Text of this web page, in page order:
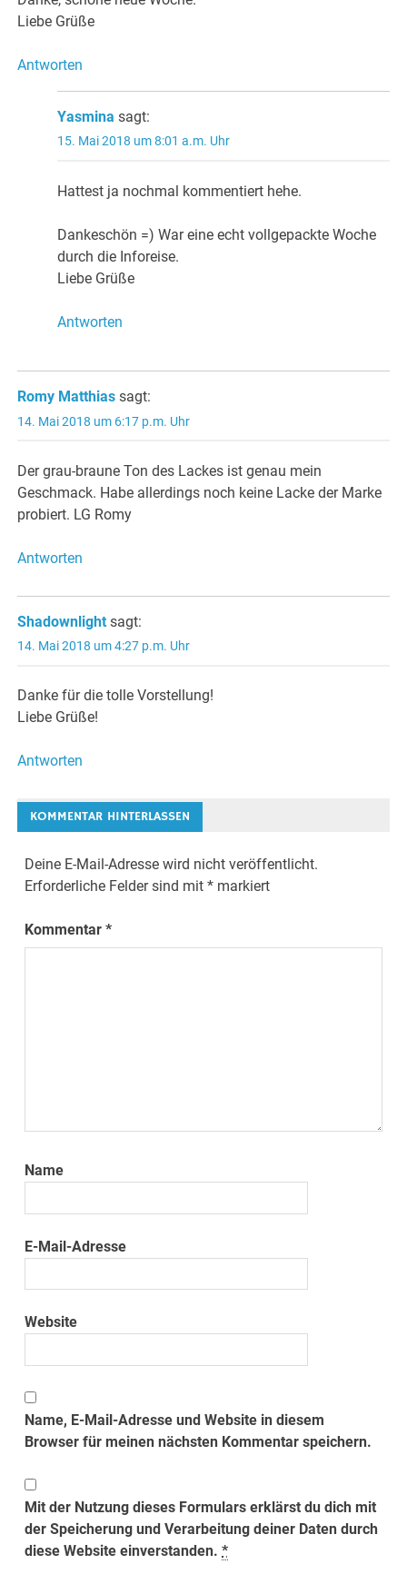
Liebe Grüße
Antworten
Yasmina sagt:
15. Mai 2018 um 8:01 a.m. Uhr
Hattest ja nochmal kommentiert hehe.
Dankeschön =) War eine echt vollgepackte Woche
durch die Inforeise.
Liebe Grüße
Antworten
Romy Matthias sagt:
14. Mai 2018 um 6:17 p.m. Uhr
Der grau-braune Ton des Lackes ist genau mein
Geschmack. Habe allerdings noch keine Lacke der Marke
probiert. LG Romy
Antworten
Shadownlight sagt:
14. Mai 2018 um 4:27 p.m. Uhr
Danke für die tolle Vorstellung!
Liebe Grüße!
Antworten
KOMMENTAR HINTERLASSEN
Deine E-Mail-Adresse wird nicht veröffentlicht.
Erforderliche Felder sind mit* markiert
Kommentar*
Name
E-Mail-Adresse
Website
Name, E-Mail-Adresse und Website in diesem
Browser für meinen nächsten Kommentar speichern.
Mit der Nutzung dieses Formulars erklärst du dich mit
der Speicherung und Verarbeitung deiner Daten durch
diese Website einverstanden.*